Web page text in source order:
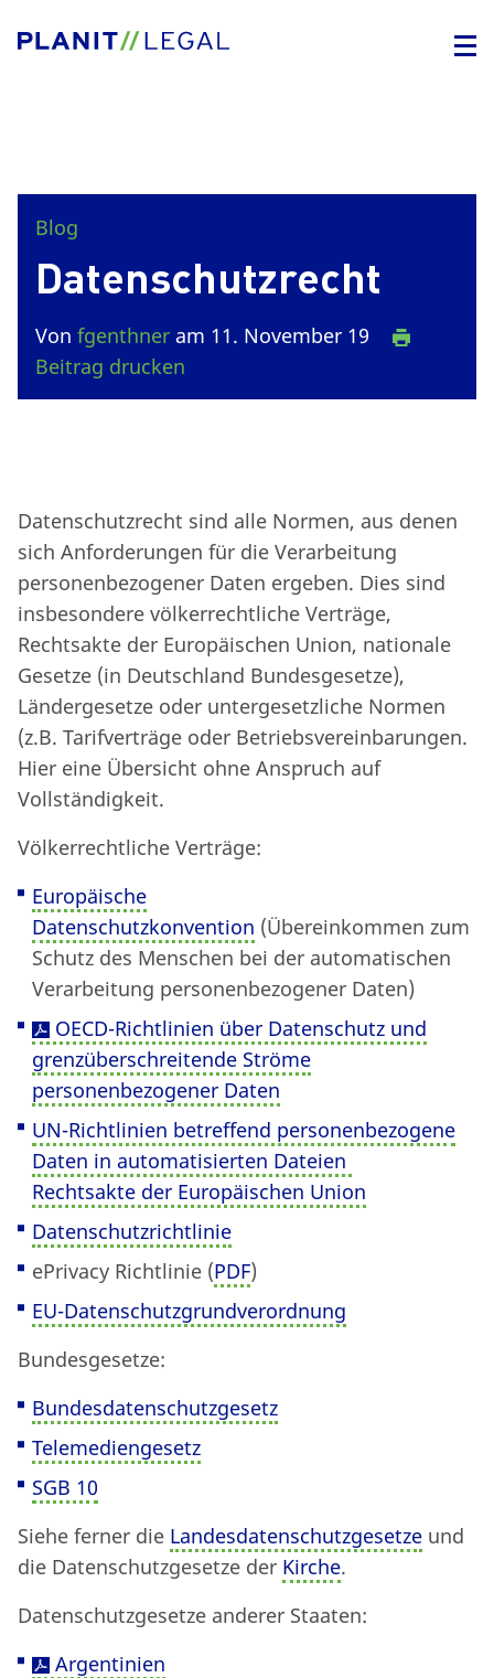
Blog
Datenschutzrecht
Von fgenthner am 11. November 19
Beitrag drucken
Datenschutzrecht sind alle Normen, aus denen
sich Anforderungen für die Verarbeitung
personenbezogener Daten ergeben. Dies sind
insbesondere völkerrechtliche Verträge,
Rechtsakte der Europäischen Union, nationale
Gesetze (in Deutschland Bundesgesetze),
Ländergesetze oder untergesetzliche Normen
(z.B. Tarifverträge oder Betriebsvereinbarungen.
Hier eine Übersicht ohne Anspruch auf
Vollständigkeit.
Völkerrechtliche Verträge:
Europäische
Datenschutzkonvention (Übereinkommen zum
Schutz des Menschen bei der automatischen
Verarbeitung personenbezogener Daten)
OECD-Richtlinien über Datenschutz und
grenzüberschreitende Ströme
personenbezogener Daten
UN-Richtlinien betreffend personenbezogene
Daten in automatisierten Dateien
Rechtsakte der Europäischen Union
Datenschutzrichtlinie
ePrivacy Richtlinie (PDF)
EU-Datenschutzgrundverordnung
Bundesgesetze:
Bundesdatenschutzgesetz
Telemediengesetz
SGB 10
Siehe ferner die Landesdatenschutzgesetze und
die Datenschutzgesetze der Kirche.
Datenschutzgesetze anderer Staaten:
Argentinien